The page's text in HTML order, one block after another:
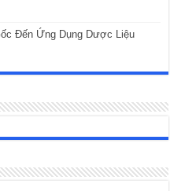
Đến Ứng Dụng Dược Liệu